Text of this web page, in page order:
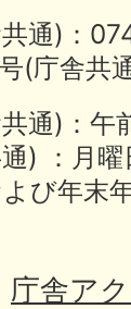
共通)：
(庁舎
通)：
) ：月曜
び年末
庁舎ア